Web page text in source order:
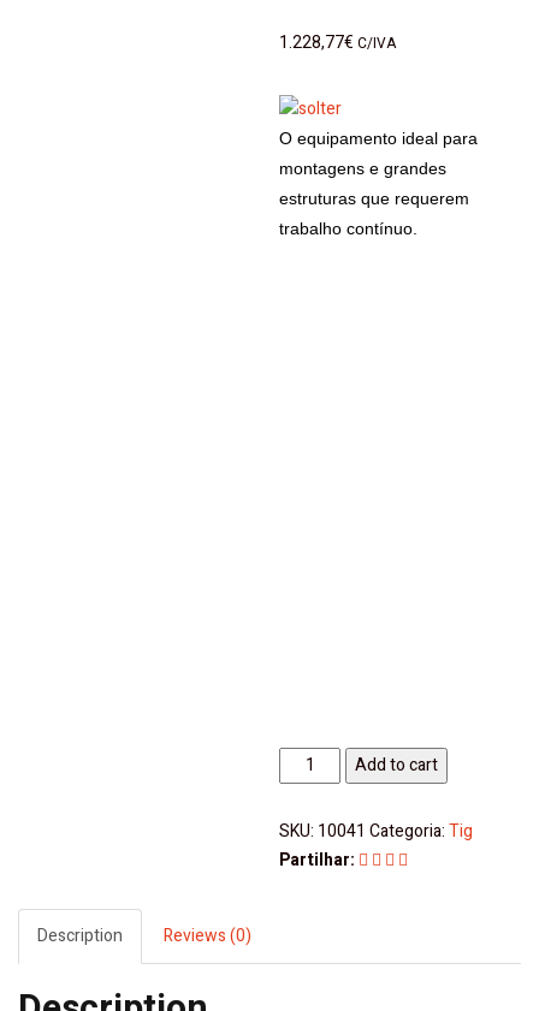
1.228,77€ C/IVA
O equipamento ideal para
montagens e grandes
estruturas que requerem
trabalho contínuo.
Inverter
Core
400i
Solter
Add to cart
SKU: 10041 Categoria: Tig
Partilhar:
Description Reviews (0)